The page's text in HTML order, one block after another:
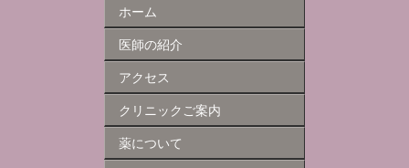
ホーム
医師の紹介
アクセス
クリニックご案内
薬について